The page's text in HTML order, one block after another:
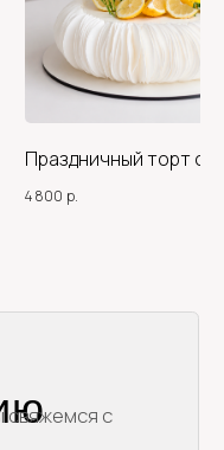
Праздничный торт с
4 800 р.